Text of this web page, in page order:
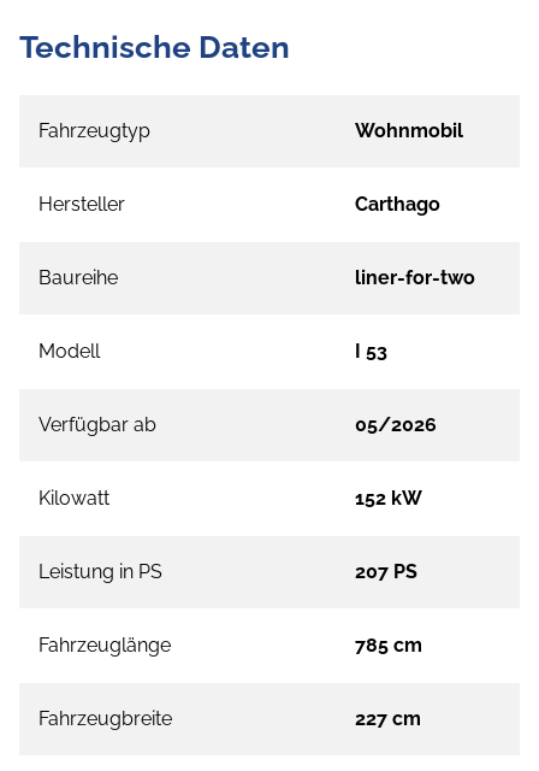
Technische Daten
Fahrzeugtyp Wohnmobil
Hersteller Carthago
Baureihe liner-for-two
Modell I 53
Verfügbar ab 05/2026
Kilowatt 152 kW
Leistung in PS 207 PS
Fahrzeuglänge 785 cm
Fahrzeugbreite 227 cm